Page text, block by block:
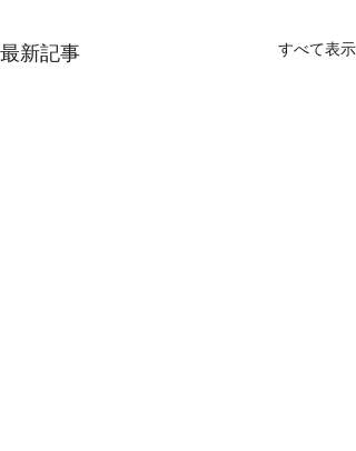
最新記事 すべて表示